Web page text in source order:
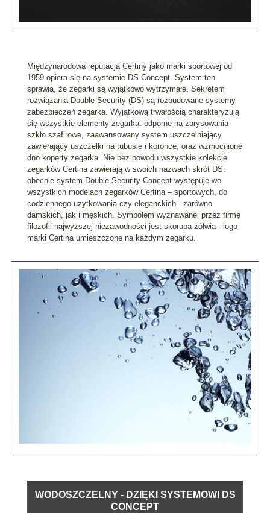
Międzynarodowa reputacja Certiny jako marki sportowej od
1959 opiera się na systemie DS Concept. System ten
sprawia, że zegarki są wyjątkowo wytrzymałe. Sekretem
rozwiązania Double Security (DS) są rozbudowane systemy
zabezpieczeń zegarka. Wyjątkową trwałością charakteryzują
się wszystkie elementy zegarka: odporne na zarysowania
szkło szafirowe, zaawansowany system uszczelniający
zawierający uszczelki na tubusie i koronce, oraz wzmocnione
dno koperty zegarka. Nie bez powodu wszystkie kolekcje
zegarków Certina zawierają w swoich nazwach skrót DS:
obecnie system Double Security Concept występuje we
wszystkich modelach zegarków Certina – sportowych, do
codziennego użytkowania czy eleganckich - zarówno
damskich, jak i męskich. Symbolem wyznawanej przez firmę
filozofii najwyższej niezawodności jest skorupa żółwia - logo
marki Certina umieszczone na każdym zegarku.
WODOSZCZELNY - DZIĘKI SYSTEMOWI DS
CONCEPT